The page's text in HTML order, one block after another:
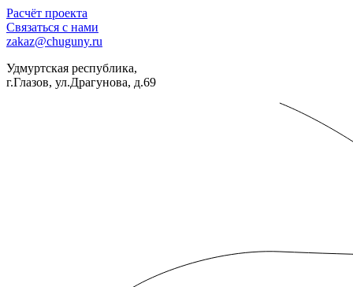
Расчёт проекта
Связаться с нами
zakaz@chuguny.ru
Удмуртская республика,
г.Глазов, ул.Драгунова, д.69